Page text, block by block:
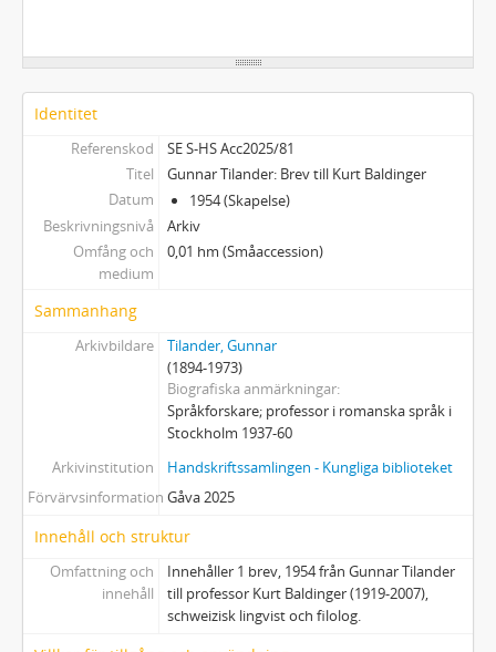
Identitet
Referenskod
SE S-HS Acc2025/81
Titel
Gunnar Tilander: Brev till Kurt Baldinger
Datum
1954 (Skapelse)
Beskrivningsnivå
Arkiv
Omfång och
medium
0,01 hm (Småaccession)
Sammanhang
Arkivbildare
Tilander, Gunnar
(1894-1973)
Biografiska anmärkningar
Språkforskare; professor i romanska språk i
Stockholm 1937-60
Arkivinstitution
Handskriftssamlingen - Kungliga biblioteket
Förvärvsinformation Gåva 2025
Innehåll och struktur
Omfattning och
innehåll
Innehåller 1 brev, 1954 från Gunnar Tilander
till professor Kurt Baldinger (1919-2007),
schweizisk lingvist och filolog.